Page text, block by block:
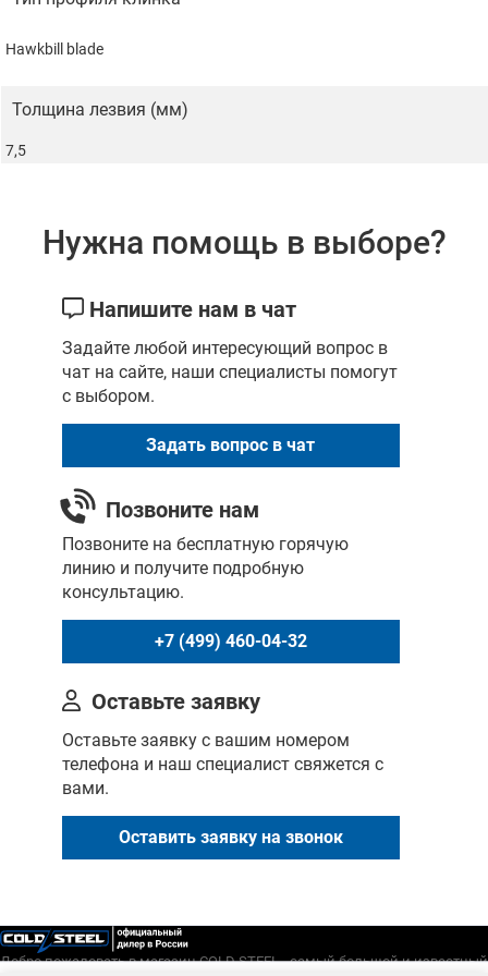
Компактность.
места в сумке или кармане.
Эргономичный дизайн.
К каждому ножу предоставляется сертификат, о том,
Hawkbill blade
Толщина лезвия (мм)
7,5
Нужна помощь в выборе?
Напишите нам в чат
Задайте любой интересующий вопрос в
чат на сайте, наши специалисты помогут
с выбором.
Задать вопрос в чат
Позвоните нам
Позвоните на бесплатную горячую
линию и получите подробную
консультацию.
+7 (499) 460-04-32
Оставьте заявку
Оставьте заявку с вашим номером
телефона и наш специалист свяжется с
вами.
Оставить заявку на звонок
Добро пожаловать в магазин COLD STEEL - самый большой и известный